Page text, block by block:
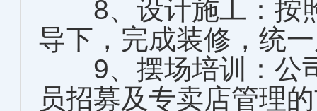
8、设计施工：按
导下，完成装修，统
9、摆场培训：公
员招募及专卖店管理